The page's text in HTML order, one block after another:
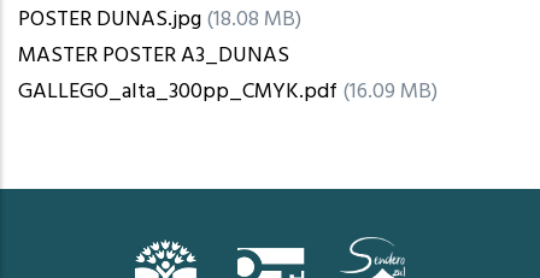
POSTER DUNAS.jpg(18.08 MB)
MASTER POSTER A3_DUNAS
GALLEGO_alta_300pp_CMYK.pdf (16.09 MB)